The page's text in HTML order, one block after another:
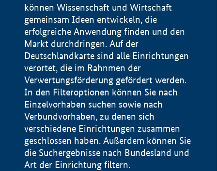
können Wissenschaft und Wirtschaft
gemeinsam Ideen entwickeln, die
erfolgreiche Anwendung finden und den
Markt durchdringen. Auf der
Deutschlandkarte sind alle Einrichtungen
verortet, die im Rahnmen der
Verwertungsförderung gefördert werden.
In den Filteroptionen können Sie nach
Einzelvorhaben suchen sowie nach
Verbundvorhaben, zu denen sich
verschiedene Einrichtungen zusammen
geschlossen haben. Außerdem können Sie
die Suchergebnisse nach Bundesland und
Art der Einrichtung filtern.